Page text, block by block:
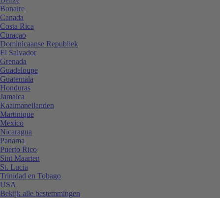
Bonaire
Canada
Costa Rica
Curaçao
Dominicaanse Republiek
El Salvador
Grenada
Guadeloupe
Guatemala
Honduras
Jamaica
Kaaimaneilanden
Martinique
Mexico
Nicaragua
Panama
Puerto Rico
Sint Maarten
St. Lucia
Trinidad en Tobago
USA
Bekijk alle bestemmingen